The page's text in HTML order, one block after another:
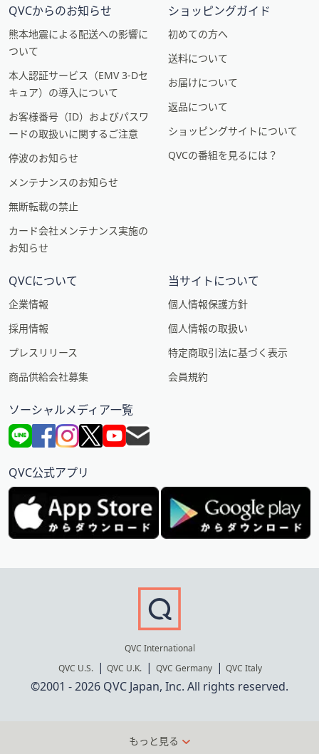
QVCからのお知らせ
熊本地震による配送への影響に
ついて
本人認証サービス（EMV 3-Dセ
キュア）の導入について
お客様番号（ID）およびパスワ
ードの取扱いに関するご注意
停波のお知らせ
メンテナンスのお知らせ
無断転載の禁止
カード会社メンテナンス実施の
お知らせ
ショッピングガイド
初めての方へ
送料について
お届けについて
返品について
ショッピングサイトについて
QVCの番組を見るには？
QVCについて
企業情報
採用情報
プレスリリース
商品供給会社募集
当サイトについて
個人情報保護方針
個人情報の取扱い
特定商取引法に基づく表示
会員規約
ソーシャルメディア一覧
QVC公式アプリ
QVC International
QVC U.S.
QVC U.K. QVC Germany QVC Italy
©2001 - 2026 QVC Japan, Inc. All rights reserved.
もっと見る